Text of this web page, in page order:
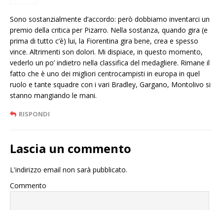
Sono sostanzialmente d’accordo: però dobbiamo inventarci un
premio della critica per Pizarro. Nella sostanza, quando gira (e
prima di tutto c’è) lui, la Fiorentina gira bene, crea e spesso
vince. Altrimenti son dolori. Mi dispiace, in questo momento,
vederlo un po’ indietro nella classifica del medagliere. Rimane il
fatto che è uno dei migliori centrocampisti in europa in quel
ruolo e tante squadre con i vari Bradley, Gargano, Montolivo si
stanno mangiando le mani.
RISPONDI
Lascia un commento
L'indirizzo email non sarà pubblicato.
Commento